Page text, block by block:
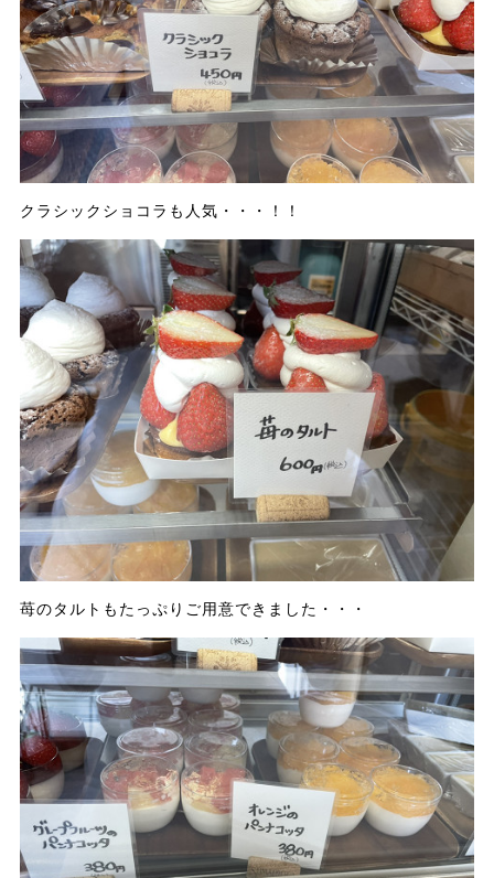
クラシックショコラも人気・・・！！
苺のタルトもたっぷりご用意できました・・・